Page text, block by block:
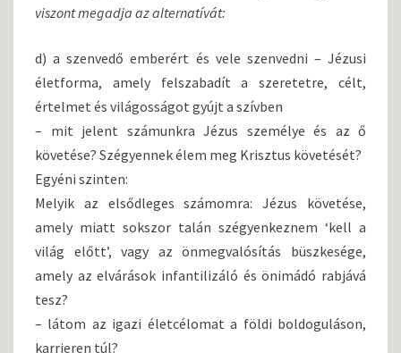
viszont megadja az alternatívát:
d) a szenvedő emberért és vele szenvedni – Jézusi
életforma, amely felszabadít a szeretetre, célt,
értelmet és világosságot gyújt a szívben
– mit jelent számunkra Jézus személye és az ő
követése? Szégyennek élem meg Krisztus követését?
Egyéni szinten:
Melyik az elsődleges számomra: Jézus követése,
amely miatt sokszor talán szégyenkeznem ‘kell a
világ előtt’, vagy az önmegvalósítás büszkesége,
amely az elvárások infantilizáló és önimádó rabjává
tesz?
– látom az igazi életcélomat a földi boldoguláson,
karrieren túl?